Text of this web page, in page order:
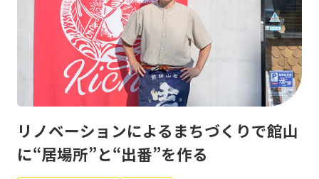
リノベーションによるまちづくりで館山
に“居場所”と“出番”を作る